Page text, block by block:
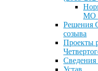
МО
Решения
созыва
Проекты
Сведения
Устав